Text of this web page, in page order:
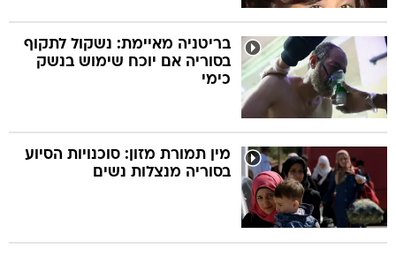
בריטניה מאיימת: נשקול לתקוף
בסוריה אם יוכח שימוש בנשק
כימי
מין תמורת מזון: סוכנויות הסיוע
בסוריה מנצלות נשים